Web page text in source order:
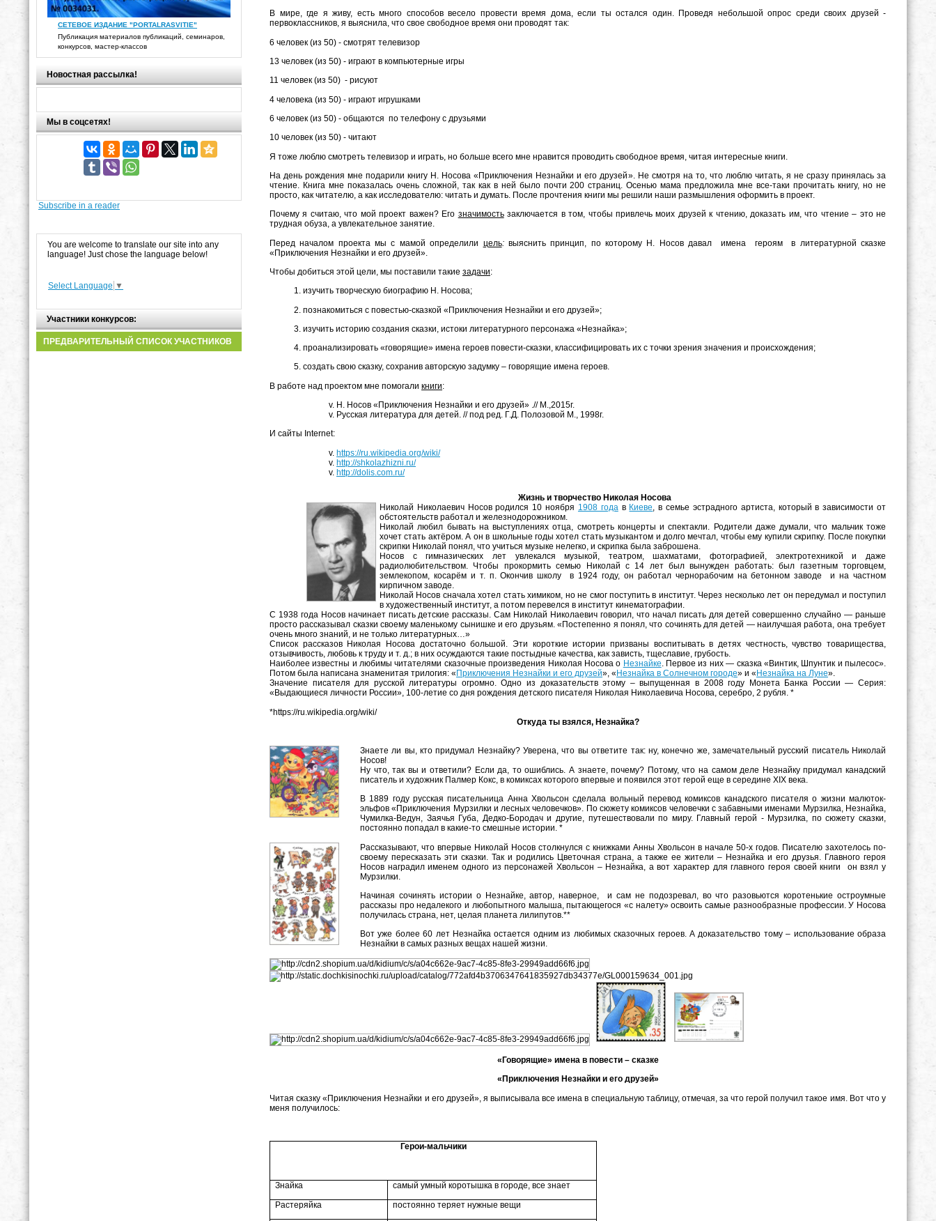
СЕТЕВОЕ ИЗДАНИЕ "PORTALRASVITIE"
Публикация материалов публикаций, семинаров,
конкурсов, мастер-классов
Новостная рассылка!
Мы в соцсетях!
Subscribe in a reader
You are welcome to translate our site into any
language! Just chose the language below!
Select Language ▼
Участники конкурсов:
ПРЕДВАРИТЕЛЬНЫЙ СПИСОК УЧАСТНИКОВ
В мире, где я живу, есть много способов весело провести время дома, если ты остался один. Проведя небольшой опрос среди своих друзей -
первоклассников, я выяснила, что свое свободное время они проводят так:
6 человек (из 50) - смотрят телевизор
13 человек (из 50) - играют в компьютерные игры
11 человек (из 50) - рисуют
4 человека (из 50) - играют игрушками
6 человек (из 50) - общаются по телефону с друзьями
10 человек (из 50) - читают
Я тоже люблю смотреть телевизор и играть, но больше всего мне нравится проводить свободное время, читая интересные книги.
На день рождения мне подарили книгу Н. Носова «Приключения Незнайки и его друзей». Не смотря на то, что люблю читать, я не сразу принялась за
чтение. Книга мне показалась очень сложной, так как в ней было почти 200 страниц. Осенью мама предложила мне все-таки прочитать книгу, но не
просто, как читателю, а как исследователю: читать и думать. После прочтения книги мы решили наши размышления оформить в проект.
Почему я считаю, что мой проект важен? Его значимостьзаключается в том, чтобы привлечь моих друзей к чтению, доказать им, что чтение – это не
трудная обуза, а увлекательное занятие.
Перед началом проекта мы с мамой определили цель:выяснить принцип, по которому Н. Носов давал имена героям в литературной сказке
«Приключения Незнайки и его друзей».
Чтобы добиться этой цели, мы поставили такие задачи:
изучить творческую биографию Н. Носова;
познакомиться с повестью-сказкой «Приключения Незнайки и его друзей»;
изучить историю создания сказки, истоки литературного персонажа «Незнайка»;
проанализировать «говорящие» имена героев повести-сказки, классифицировать их с точки зрения значения и происхождения;
создать свою сказку, сохранив авторскую задумку – говорящие имена героев.
В работе над проектом мне помогали книги:
Н. Носов «Приключения Незнайки и его друзей» .// М.,2015г.
Русская литература для детей. // под ред. Г.Д. Полозовой М., 1998г.
И сайты Internet:
https://ru.wikipedia.org/wiki/
http://shkolazhizni.ru/
http://dolis.com.ru/
Жизнь и творчество Николая Носова
Николай Николаевич Носов родился 10 ноября 1908 года в Киеве
, в семье эстрадного артиста, который в зависимости от
обстоятельств работал и железнодорожником.
Николай любил бывать на выступлениях отца, смотреть концерты и спектакли. Родители даже думали, что мальчик тоже
хочет стать актёром. А он в школьные годы хотел стать музыкантом и долго мечтал, чтобы ему купили скрипку. После покупки
скрипки Николай понял, что учиться музыке нелегко, и скрипка была заброшена.
Носов с гимназических лет увлекался музыкой, театром, шахматами, фотографией, электротехникой и даже
радиолюбительством. Чтобы прокормить семью Николай с 14 лет был вынужден работать: был газетным торговцем,
землекопом, косарём и т. п. Окончив школу в 1924 году, он работал чернорабочим на бетонном заводе и на частном
кирпичном заводе.
Николай Носов сначала хотел стать химиком, но не смог поступить в институт. Через несколько лет он передумал и поступил
в художественный институт, а потом перевелся в институт кинематографии.
С 1938 года Носов начинает писать детские рассказы. Сам Николай Николаевич говорил, что начал писать для детей совершенно случайно — раньше
просто рассказывал сказки своему маленькому сынишке и его друзьям. «Постепенно я понял, что сочинять для детей — наилучшая работа, она требует
очень много знаний, и не только литературных…»
Список рассказов Николая Носова достаточно большой. Эти короткие ис­тории призваны воспитывать в детях честность, чувство товарищества,
отзывчивость, любовь к труду и т. д.; в них осуждаются такие постыдные качества, как зависть, тщеславие, грубость.
Наиболее известны и любимы читателями сказочные произведения Николая Носова о Незнайке . Первое из них — сказка «Винтик, Шпунтик и пылесос».
Потом была написана знаменитая трилогия: «Приключения Незнайки и его друзей», «Незнайка в Солнечном городе» и «Незнайка на Луне».
Значение писателя для русской литературы огромно. Одно из доказательств этому – выпущенная в 2008 году Монета Банка России — Серия:
«Выдающиеся личности России», 100-летие со дня рождения детского писателя Николая Николаевича Носова, серебро, 2 рубля. *
*https://ru.wikipedia.org/wiki/
Откуда ты взялся, Незнайка?
Знаете ли вы, кто придумал Незнайку? Уверена, что вы ответите так: ну, конечно же, замечательный русский писатель Николай
Носов!
Ну что, так вы и ответили? Если да, то ошиблись. А знаете, почему? Потому, что на самом деле Незнайку придумал канадский
писатель и художник Палмер Кокс, в комиксах которого впервые и появился этот герой еще в середине XIX века.
В 1889 году русская писательница Анна Хвольсон сделала вольный перевод комиксов канадского писателя о жизни малюток-
эльфов «Приключения Мурзилки и лесных человечков». По сюжету комиксов человечки с забавными именами Мурзилка, Незнайка,
Чумилка-Ведун, Заячья Губа, Дедко-Бородач и другие, путешествовали по миру. Главный герой - Мурзилка, по сюжету сказки,
постоянно попадал в какие-то смешные истории. *
Рассказывают, что впервые Николай Носов столкнулся с книжками Анны Хвольсон в начале 50-х годов. Писателю захотелось по-
своему пересказать эти сказки. Так и родились Цветочная страна, а также ее жители – Незнайка и его друзья. Главного героя
Носов наградил именем одного из персонажей Хвольсон – Незнайка, а вот характер для главного героя своей книги он взял у
Мурзилки.
Начиная сочинять истории о Незнайке, автор, наверное, и сам не подозревал, во что разовьются коротенькие остроумные
рассказы про недалекого и любопытного малыша, пытающегося «с налету» освоить самые разнообразные профессии. У Носова
получилась страна, нет, целая планета лилипутов.**
Вот уже более 60 лет Незнайка остается одним из любимых сказочных героев. А доказательство тому – использование образа
Незнайки в самых разных вещах нашей жизни.
«Говорящие» имена в повести – сказке
«Приключения Незнайки и его друзей»
Читая сказку «Приключения Незнайки и его друзей», я выписывала все имена в специальную таблицу, отмечая, за что герой получил такое имя. Вот что у
меня получилось:
Герои-мальчики
Знайка
самый умный коротышка в городе, все знает
Растеряйка
постоянно теряет нужные вещи